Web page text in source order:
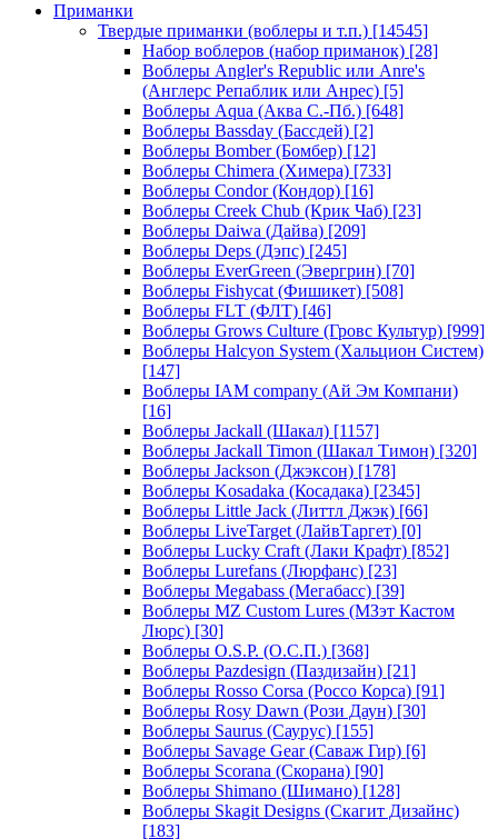
Приманки
Твердые приманки (воблеры и т.п.) [14545]
Набор воблеров (набор приманок) [28]
Воблеры Angler's Republic или Anre's
(Англерс Репаблик или Анрес) [5]
Воблеры Aqua (Аква С.-Пб.) [648]
Воблеры Bassday (Бассдей) [2]
Воблеры Bomber (Бомбер) [12]
Воблеры Chimera (Химера) [733]
Воблеры Condor (Кондор) [16]
Воблеры Creek Chub (Крик Чаб) [23]
Воблеры Daiwa (Дайва) [209]
Воблеры Deps (Дэпс) [245]
Воблеры EverGreen (Эвергрин) [70]
Воблеры Fishycat (Фишикет) [508]
Воблеры FLT (ФЛТ) [46]
Воблеры Grows Culture (Гровс Культур) [999]
Воблеры Halcyon System (Хальцион Систем)
[147]
Воблеры IAM company (Ай Эм Компани)
[16]
Воблеры Jackall (Шакал) [1157]
Воблеры Jackall Timon (Шакал Тимон) [320]
Воблеры Jackson (Джэксон) [178]
Воблеры Kosadaka (Косадака) [2345]
Воблеры Little Jack (Литтл Джэк) [66]
Воблеры LiveTarget (ЛайвТаргет) [0]
Воблеры Lucky Craft (Лаки Крафт) [852]
Воблеры Lurefans (Люрфанс) [23]
Воблеры Megabass (Мегабасс) [39]
Воблеры MZ Custom Lures (МЗэт Кастом
Люрс) [30]
Воблеры O.S.P. (О.С.П.) [368]
Воблеры Pazdesign (Паздизайн) [21]
Воблеры Rosso Corsa (Россо Корса) [91]
Воблеры Rosy Dawn (Рози Даун) [30]
Воблеры Saurus (Саурус) [155]
Воблеры Savage Gear (Саваж Гир) [6]
Воблеры Scorana (Скорана) [90]
Воблеры Shimano (Шимано) [128]
Воблеры Skagit Designs (Скагит Дизайнс)
[183]